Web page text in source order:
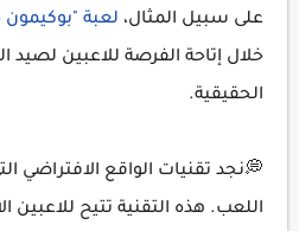
على سبيل المثال، لعبة "بوكيمون
خلال إتاحة الفرصة للاعبين لصيد
الحقيقية.
💭نجد تقنيات الواقع الافتراضي
اللعب. هذه التقنية تتيح للاعبين